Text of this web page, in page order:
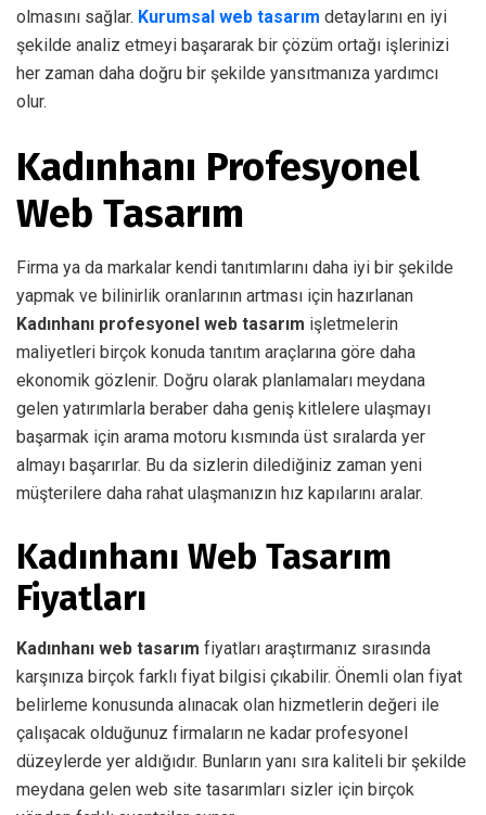
olmasını sağlar. Kurumsal web tasarım detaylarını en iyi
şekilde analiz etmeyi başararak bir çözüm ortağı işlerinizi
her zaman daha doğru bir şekilde yansıtmanıza yardımcı
olur.
Kadınhanı Profesyonel
Web Tasarım
Firma ya da markalar kendi tanıtımlarını daha iyi bir şekilde
yapmak ve bilinirlik oranlarının artması için hazırlanan
Kadınhanı profesyonel web tasarım işletmelerin
maliyetleri birçok konuda tanıtım araçlarına göre daha
ekonomik gözlenir. Doğru olarak planlamaları meydana
gelen yatırımlarla beraber daha geniş kitlelere ulaşmayı
başarmak için arama motoru kısmında üst sıralarda yer
almayı başarırlar. Bu da sizlerin dilediğiniz zaman yeni
müşterilere daha rahat ulaşmanızın hız kapılarını aralar.
Kadınhanı Web Tasarım
Fiyatları
Kadınhanı web tasarım fiyatları araştırmanız sırasında
karşınıza birçok farklı fiyat bilgisi çıkabilir. Önemli olan fiyat
belirleme konusunda alınacak olan hizmetlerin değeri ile
çalışacak olduğunuz firmaların ne kadar profesyonel
düzeylerde yer aldığıdır. Bunların yanı sıra kaliteli bir şekilde
meydana gelen web site tasarımları sizler için birçok